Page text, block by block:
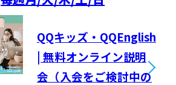
QQキッズ・QQEnglish
| 無料オンライン説明
会（入会をご検討中の